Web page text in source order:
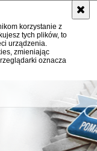
korzystanie z
tych plików, to
urządzenia.
zmieniając
oznacza